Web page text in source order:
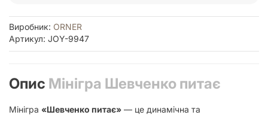
Виробник: ORNER
Артикул: JOY-9947
Опис Мінігра Шевченко питає
Мінігра «Шевченко питає» — це динамічна та